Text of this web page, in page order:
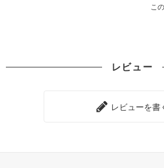
こ
レビュー
レビューを書